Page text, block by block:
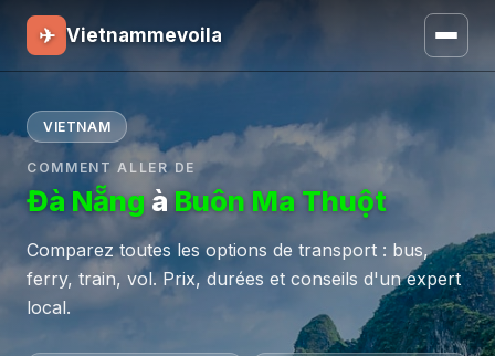
✈ Vietnammevoila
VIETNAM
COMMENT ALLER DE
Đà NẵngàBuôn Ma Thuột
Comparez toutes les options de transport : bus,
ferry, train, vol. Prix, durées et conseils d'un expert
local.